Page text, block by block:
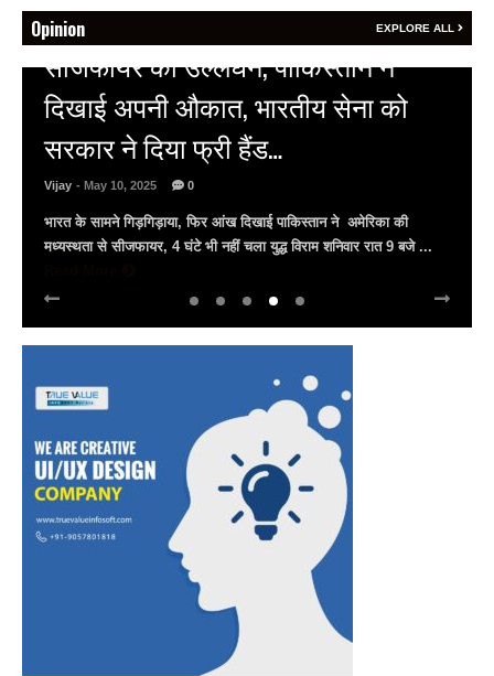
Opinion EXPLORE ALL
HOT NEWS
अल्बर्ट हॉल पर राजस्थान दिवस समारोह,
राजस्थानी लोक कलाकारों ने बांधा समां…
Vijay - March 30, 2025
अल्बर्ट हॉल पर राज्यस्तरीय सांस्कृतिक संध्या का भव्य आयोजन, उमड़ा जन
सैलाब राज्यपाल हरिभाऊ किसनराव बागडे़, मुख्यमंत्री भजनलाल शर्मा और उप